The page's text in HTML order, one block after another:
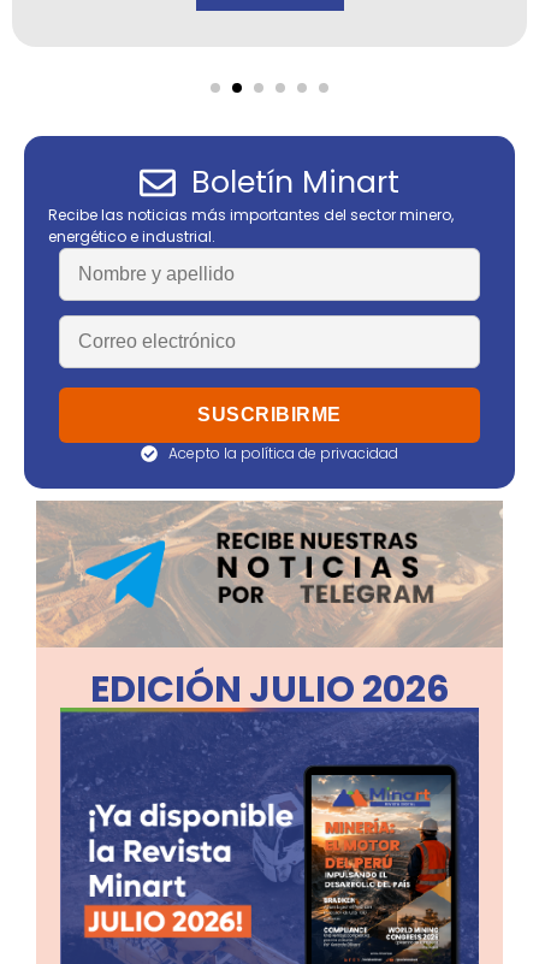
Boletín Minart
Recibe las noticias más importantes del sector minero,
energético e industrial.
Acepto la política de privacidad
EDICIÓN JULIO 2026